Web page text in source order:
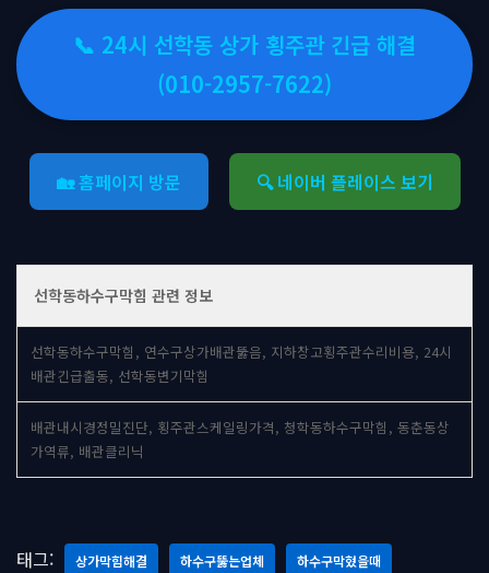
📞 24시 선학동 상가 횡주관 긴급 해결
(010-2957-7622)
🏡 홈페이지 방문 🔍 네이버 플레이스 보기
선학동하수구막힘 관련 정보
선학동하수구막힘, 연수구상가배관뚫음, 지하창고횡주관수리비용, 24시
배관긴급출동, 선학동변기막힘
배관내시경정밀진단, 횡주관스케일링가격, 청학동하수구막힘, 동춘동상
가역류, 배관클리닉
태그: 상가막힘해결 하수구뚫는업체 하수구막혔을때